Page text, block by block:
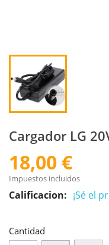
Cargador LG
18,00 €
Impuestos incluidos
Calificacion: ¡Sé el
Cantidad